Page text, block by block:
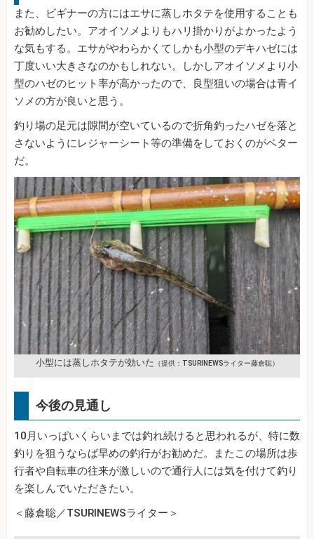
また、ビギナーの方にはエサに蒸しホタテを使用することも
お勧めしたい。アオイソメよりもハリ掛かりがよかったよう
な気もする。エサがやわらかくてしかも小型のデキハゼには
丁度いい大きさなのかもしれない。しかしアオイソメより小
型のハゼのヒット率が高かったので、良型狙いの場合は青イ
ソメの方が良いと思う。
釣り場の足元は隙間が空いているので折角釣ったハゼを落と
さないようにレジャーシート等の準備をしておくのがベター
だ。
小型には蒸しホタテが効いた （提供：TSURINEWSライター藤倉聡）
今後の見通し
10月いっぱいくらいまでは釣れ続けると思われるが、特に数
釣りを狙うならば早めの釣行がお勧めだ。またこの場所は歩
行者や自転車の往来が激しいので通行人には気を付けて釣り
を楽しんでいただきたい。
＜藤倉聡／TSURINEWSライター＞